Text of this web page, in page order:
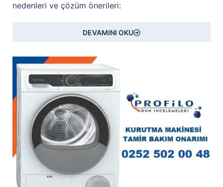
nedenleri ve çözüm önerileri:
DEVAMINI OKU